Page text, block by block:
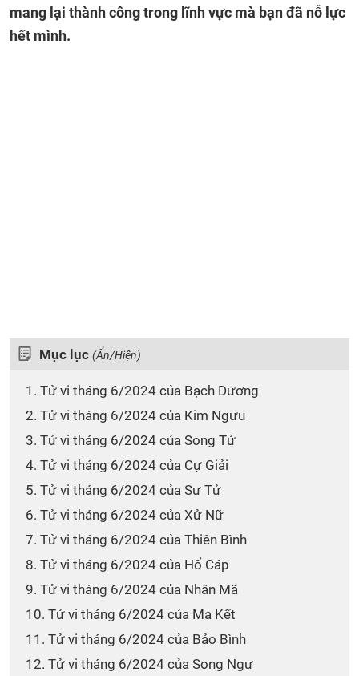
mang lại thành công trong lĩnh vực mà bạn đã nỗ lực
hết mình.
Mục lục (Ẩn/Hiện)
1. Tử vi tháng 6/2024 của Bạch Dương
2. Tử vi tháng 6/2024 của Kim Ngưu
3. Tử vi tháng 6/2024 của Song Tử
4. Tử vi tháng 6/2024 của Cự Giải
5. Tử vi tháng 6/2024 của Sư Tử
6. Tử vi tháng 6/2024 của Xử Nữ
7. Tử vi tháng 6/2024 của Thiên Bình
8. Tử vi tháng 6/2024 của Hổ Cáp
9. Tử vi tháng 6/2024 của Nhân Mã
10. Tử vi tháng 6/2024 của Ma Kết
11. Tử vi tháng 6/2024 của Bảo Bình
12. Tử vi tháng 6/2024 của Song Ngư